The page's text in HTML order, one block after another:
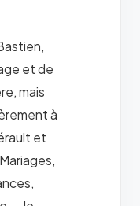
et de
mais
à
et